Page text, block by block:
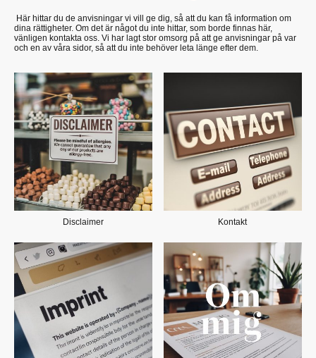
Här hittar du de anvisningar vi vill ge dig, så att du kan få information om
dina rättigheter. Om det är något du inte hittar, som borde finnas här,
vänligen kontakta oss. Vi har lagt stor omsorg på att ge anvisningar på var
och en av våra sidor, så att du inte behöver leta länge efter dem.
Disclaimer Kontakt